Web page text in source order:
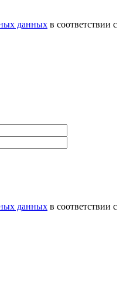
данных в соответствии с
данных в соответствии с